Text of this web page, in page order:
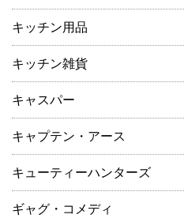
キッチン用品
キッチン雑貨
キャスパー
キャプテン・アース
キューティーハンターズ
ギャグ・コメディ